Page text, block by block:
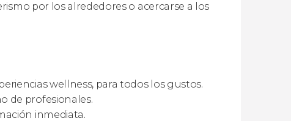
por los alrededores o acercarse a los
wellness, para todos los gustos.
de profesionales.
inmediata.